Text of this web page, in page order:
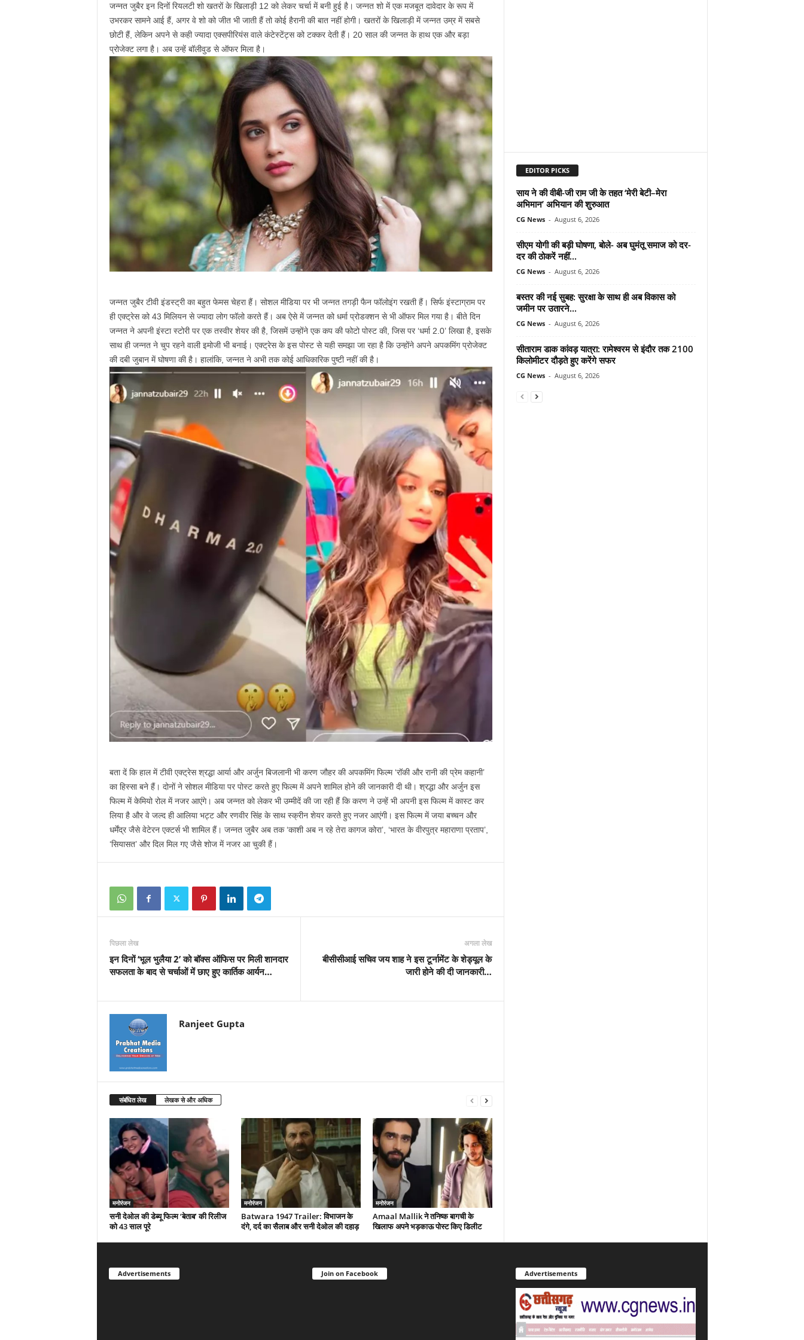
जन्नत जुबैर इन दिनों रियलटी शो खतरों के खिलाड़ी 12 को लेकर चर्चा में बनी हुई है। जन्नत शो में एक मजबूत दावेदार के रूप में
उभरकर सामने आई हैं, अगर वे शो को जीत भी जाती हैं तो कोई हैरानी की बात नहीं होगी। खतरों के खिलाड़ी में जन्नत उम्र में सबसे
छोटी हैं, लेकिन अपने से कही ज्यादा एक्सपीरियंस वाले कंटेस्टेंट्स को टक्कर देती हैं। 20 साल की जन्नत के हाथ एक और बड़ा
प्रोजेक्ट लगा है। अब उन्हें बॉलीवुड से ऑफर मिला है।
जन्नत जुबैर टीवी इंडस्ट्री का बहुत फेमस चेहरा हैं। सोशल मीडिया पर भी जन्नत तगड़ी फैन फॉलोइंग रखती हैं। सिर्फ इंस्टाग्राम पर
ही एक्ट्रेस को 43 मिलियन से ज्यादा लोग फॉलो करते हैं। अब ऐसे में जन्नत को धर्मा प्रोडक्शन से भी ऑफर मिल गया है। बीते दिन
जन्नत ने अपनी इंस्टा स्टोरी पर एक तस्वीर शेयर की है, जिसमें उन्होंने एक कप की फोटो पोस्ट की, जिस पर ‘धर्मा 2.0’ लिखा है, इसके
साथ ही जन्नत ने चुप रहने वाली इमोजी भी बनाई। एक्ट्रेस के इस पोस्ट से यही समझा जा रहा है कि उन्होंने अपने अपकमिंग प्रोजेक्ट
की दबी जुबान में घोषणा की है। हालांकि, जन्नत ने अभी तक कोई आधिकारिक पुष्टी नहीं की है।
बता दें कि हाल में टीवी एक्ट्रेस श्रद्धा आर्या और अर्जुन बिजलानी भी करण जौहर की अपकमिंग फिल्म ‘रॉकी और रानी की प्रेम कहानी’
का हिस्सा बने हैं। दोनों ने सोशल मीडिया पर पोस्ट करते हुए फिल्म में अपने शामिल होने की जानकारी दी थी। श्रद्धा और अर्जुन इस
फिल्म में केमियो रोल में नजर आएंगे। अब जन्नत को लेकर भी उम्मीदें की जा रही हैं कि करण ने उन्हें भी अपनी इस फिल्म में कास्ट कर
लिया है और वे जल्द ही आलिया भट्ट और रणवीर सिंह के साथ स्क्रीन शेयर करते हुए नजर आएंगी। इस फिल्म में जया बच्चन और
धर्मेंद्र जैसे वेटेरन एक्टर्स भी शामिल हैं। जन्नत जुबैर अब तक ‘काशी अब न रहे तेरा कागज कोरा’, ‘भारत के वीरपुत्र महाराणा प्रताप’,
‘सियासत’ और दिल मिल गए जैसे शोज में नजर आ चुकी हैं।
पिछला लेख
इन दिनों ‘भूल भुलैया 2’ को बॉक्स ऑफिस पर मिली शानदार
सफलता के बाद से चर्चाओं में छाए हुए कार्तिक आर्यन…
अगला लेख
बीसीसीआई सचिव जय शाह ने इस टूर्नामेंट के शेड्यूल के
जारी होने की दी जानकारी…
Ranjeet Gupta
संबंधित लेख लेखक से और अधिक
मनोरंजन
सनी देओल की डेब्यू फिल्म ‘बेताब’ की रिलीज
को 43 साल पूरे
मनोरंजन
Batwara 1947 Trailer: विभाजन के
दंगे, दर्द का सैलाब और सनी देओल की दहाड़
मनोरंजन
Amaal Mallik ने तनिष्क बागची के
खिलाफ अपने भड़काऊ पोस्ट किए डिलीट
EDITOR PICKS
साय ने की वीबी-जी राम जी के तहत ‘मेरी बेटी–मेरा
अभिमान’ अभियान की शुरुआत
CG News - August 6, 2026
सीएम योगी की बड़ी घोषणा, बोले- अब घुमंतू समाज को दर-
दर की ठोकरें नहीं...
CG News - August 6, 2026
बस्तर की नई सुबह: सुरक्षा के साथ ही अब विकास को
जमीन पर उतारने...
CG News - August 6, 2026
सीताराम डाक कांवड़ यात्रा: रामेश्वरम से इंदौर तक 2100
किलोमीटर दौड़ते हुए करेंगे सफर
CG News - August 6, 2026
Advertisements Join on Facebook Advertisements